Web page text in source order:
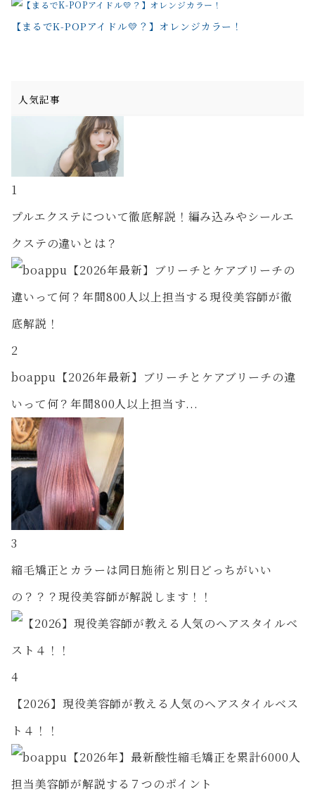
【まるでK-POPアイドル💛？】オレンジカラー！
人気記事
1
プルエクステについて徹底解説！編み込みやシールエ
クステの違いとは？
2
boappu【2026年最新】ブリーチとケアブリーチの違
いって何？年間800人以上担当す...
3
縮毛矯正とカラーは同日施術と別日どっちがいい
の？？？現役美容師が解説します！！
4
【2026】現役美容師が教える人気のヘアスタイルベス
ト４！！